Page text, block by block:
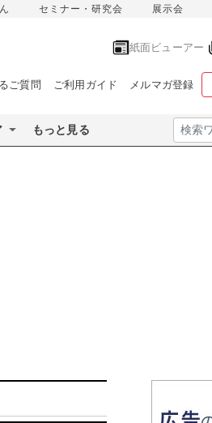
セミナー・研究会 展示会
紙面ビューアー
ご質問 ご利用ガイド メルマガ登録
もっと見る